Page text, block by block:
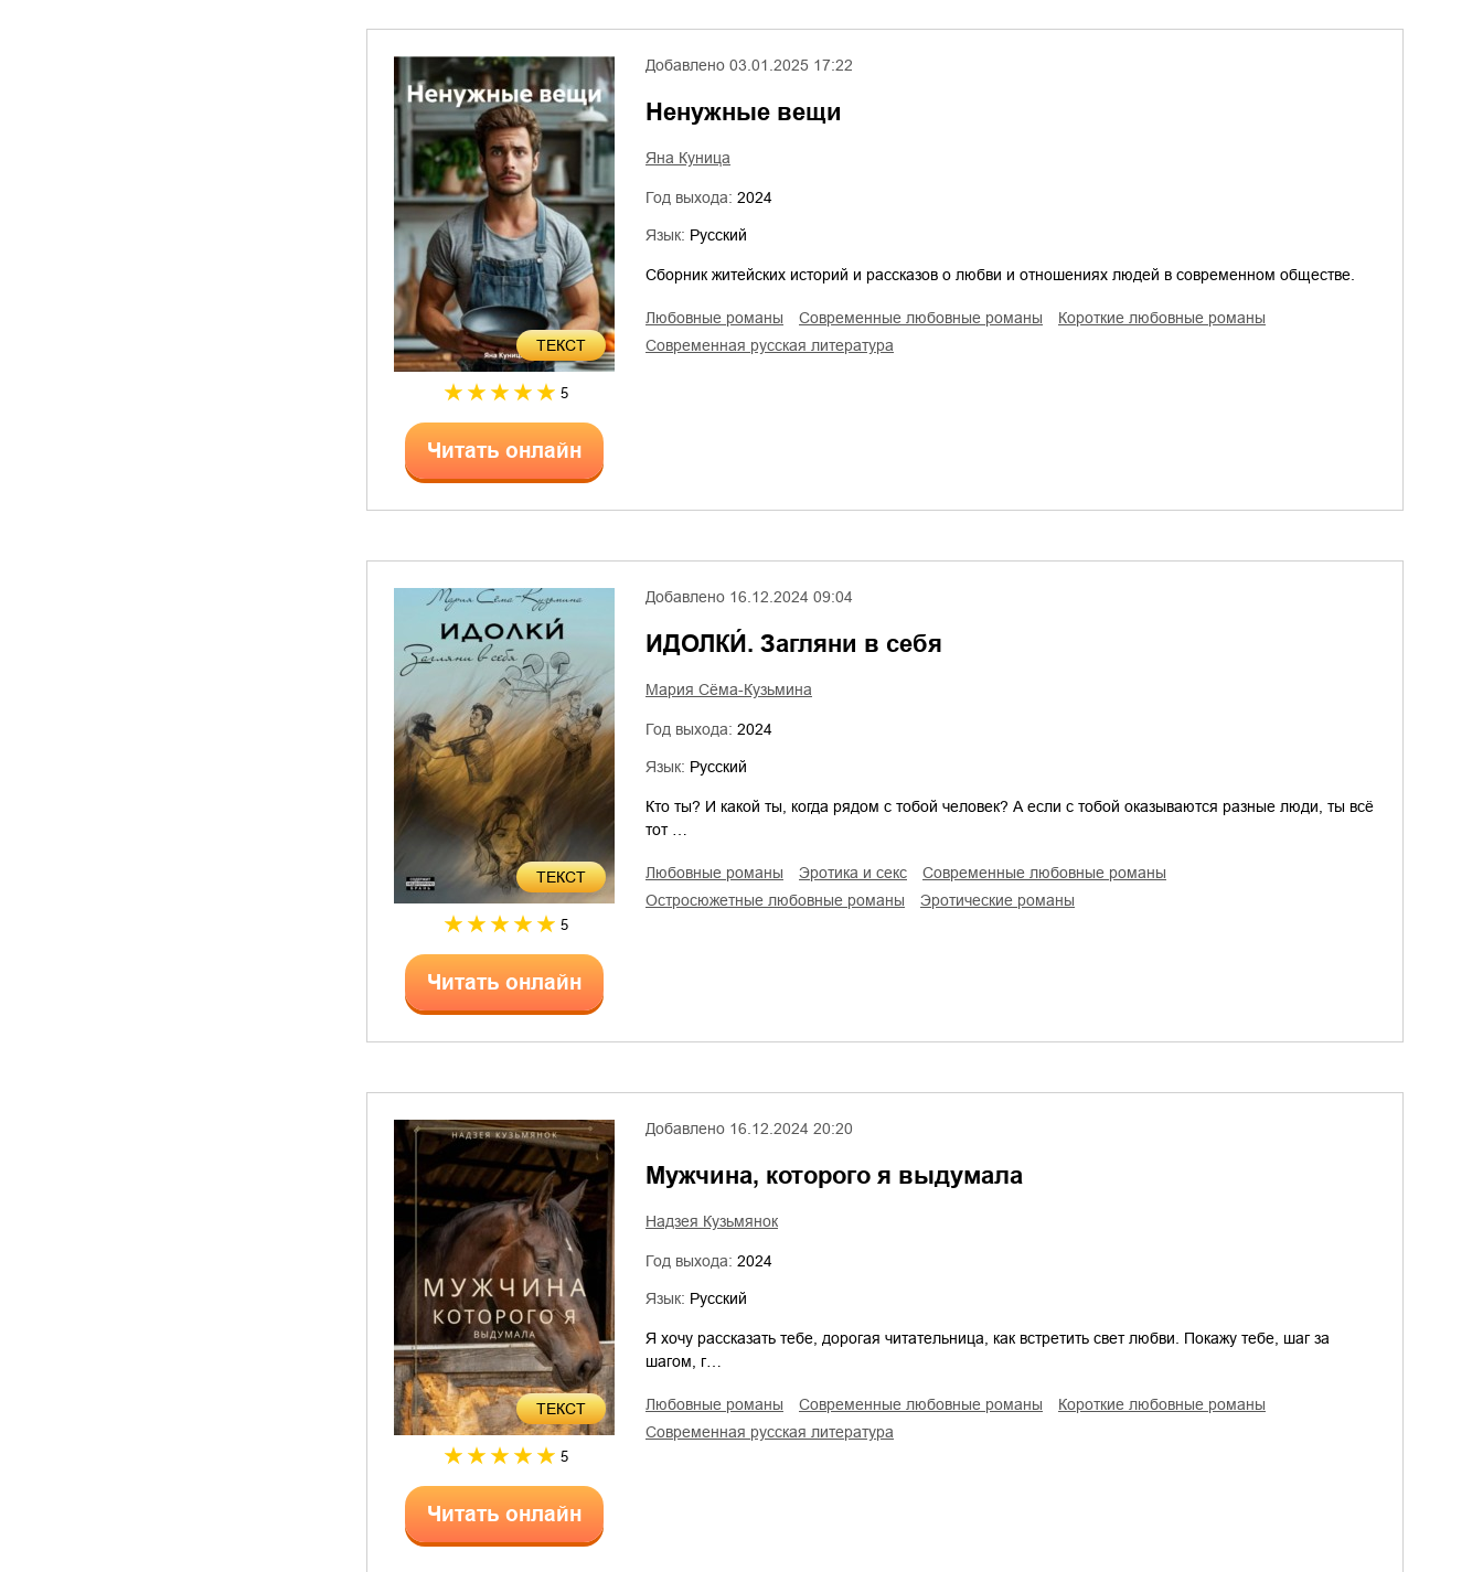
ТЕКСТ
5
Читать онлайн
Добавлено 03.01.2025 17:22
Ненужные вещи
Яна Куница
Год выхода: 2024
Язык: Русский
Сборник житейских историй и рассказов о любви и отношениях людей в современном обществе.
любовные романы современные любовные романы
короткие любовные романы
современная русская литература
ТЕКСТ
5
Читать онлайн
Добавлено 16.12.2024 09:04
ИДОЛКИ́. Загляни в себя
Мария Сёма-Кузьмина
Год выхода: 2024
Язык: Русский
Кто ты? И какой ты, когда рядом с тобой человек? А если с тобой оказываются разные люди, ты всё
тот …
любовные романы эротика и секс
современные любовные романы
остросюжетные любовные романы
эротические романы
ТЕКСТ
5
Читать онлайн
Добавлено 16.12.2024 20:20
Мужчина, которого я выдумала
Надзея Кузьмянок
Год выхода: 2024
Язык: Русский
Я хочу рассказать тебе, дорогая читательница, как встретить свет любви. Покажу тебе, шаг за
шагом, г…
любовные романы современные любовные романы
короткие любовные романы
современная русская литература